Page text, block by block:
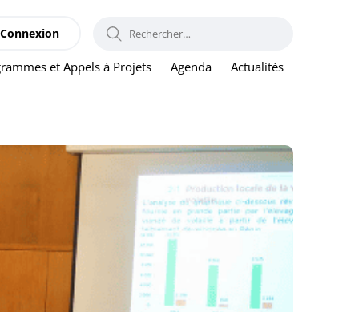
et Appels à Projets Agenda Actualités
Connexion RECHERCHER :